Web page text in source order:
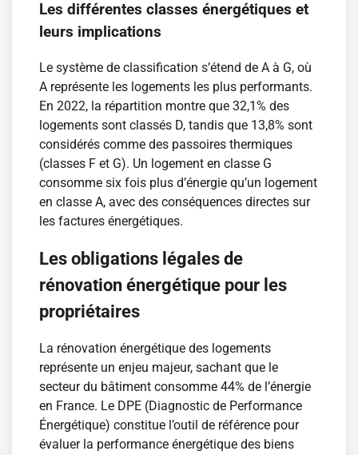
Les différentes classes énergétiques et
leurs implications
Le système de classification s’étend de A à G, où
A représente les logements les plus performants.
En 2022, la répartition montre que 32,1% des
logements sont classés D, tandis que 13,8% sont
considérés comme des passoires thermiques
(classes F et G). Un logement en classe G
consomme six fois plus d’énergie qu’un logement
en classe A, avec des conséquences directes sur
les factures énergétiques.
Les obligations légales de
rénovation énergétique pour les
propriétaires
La rénovation énergétique des logements
représente un enjeu majeur, sachant que le
secteur du bâtiment consomme 44% de l’énergie
en France. Le DPE (Diagnostic de Performance
Énergétique) constitue l’outil de référence pour
évaluer la performance énergétique des biens